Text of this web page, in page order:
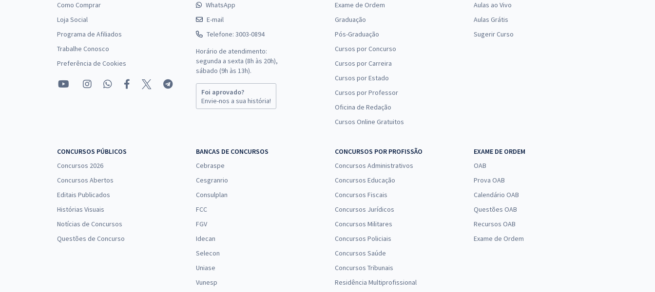
Como Comprar
Loja Social
Programa de Afiliados
Trabalhe Conosco
Preferência de Cookies
WhatsApp
E-mail
Telefone: 3003-0894
Horário de atendimento:
segunda a sexta (8h às 20h),
sábado (9h às 13h).
Foi aprovado?
Envie-nos a sua história!
Exame de Ordem
Graduação
Pós-Graduação
Cursos por Concurso
Cursos por Carreira
Cursos por Estado
Cursos por Professor
Oficina de Redação
Cursos Online Gratuitos
Aulas ao Vivo
Aulas Grátis
Sugerir Curso
CONCURSOS PÚBLICOS
Concursos 2026
Concursos Abertos
Editais Publicados
Histórias Visuais
Notícias de Concursos
Questões de Concurso
BANCAS DE CONCURSOS
Cebraspe
Cesgranrio
Consulplan
FCC
FGV
Idecan
Selecon
Uniase
Vunesp
CONCURSOS POR PROFISSÃO
Concursos Administrativos
Concursos Educação
Concursos Fiscais
Concursos Jurídicos
Concursos Militares
Concursos Policiais
Concursos Saúde
Concursos Tribunais
Residência Multiprofissional
EXAME DE ORDEM
OAB
Prova OAB
Calendário OAB
Questões OAB
Recursos OAB
Exame de Ordem